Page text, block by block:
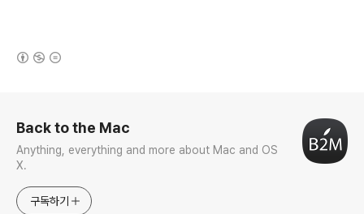
Back to the Mac
Anything, everything and more about Mac and OS
X.
구독하기